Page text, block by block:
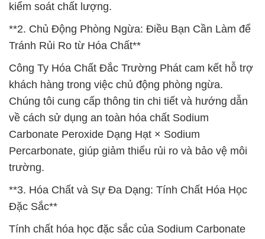
kiểm soát chất lượng.
**2. Chủ Động Phòng Ngừa: Điều Bạn Cần Làm để
Tránh Rủi Ro từ Hóa Chất**
Công Ty Hóa Chất Đắc Trường Phát cam kết hỗ trợ
khách hàng trong việc chủ động phòng ngừa.
Chúng tôi cung cấp thông tin chi tiết và hướng dẫn
về cách sử dụng an toàn hóa chất Sodium
Carbonate Peroxide Dạng Hạt × Sodium
Percarbonate, giúp giảm thiểu rủi ro và bảo vệ môi
trường.
**3. Hóa Chất và Sự Đa Dạng: Tính Chất Hóa Học
Đặc Sắc**
Tính chất hóa học đặc sắc của Sodium Carbonate